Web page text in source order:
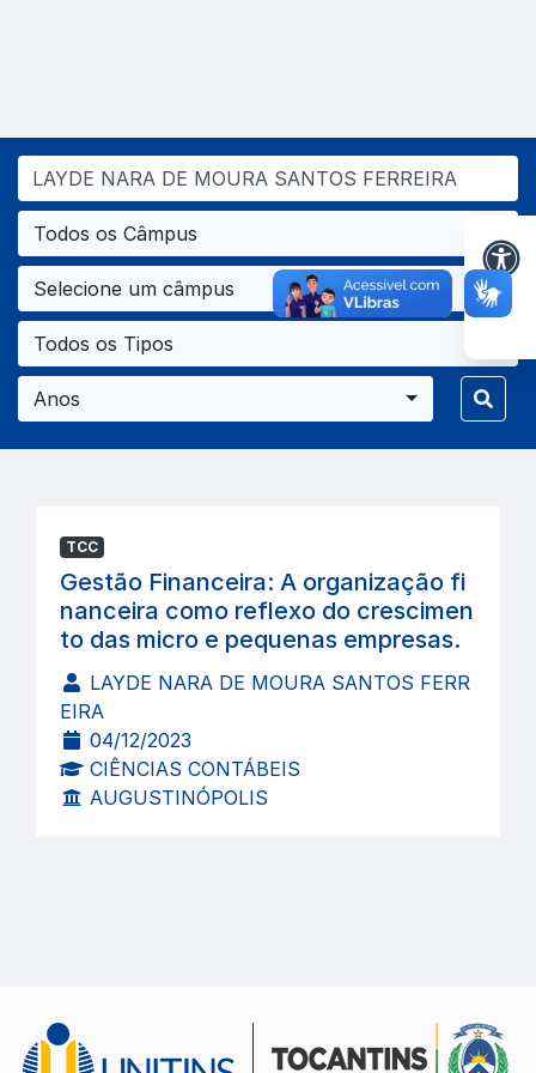
Todos os Câmpus
Selecione um câmpus
Todos os Tipos
Anos
TCC
Gestão Financeira: A organização fi
nanceira como reflexo do crescimen
to das micro e pequenas empresas.
LAYDE NARA DE MOURA SANTOS FERR
EIRA
04/12/2023
CIÊNCIAS CONTÁBEIS
AUGUSTINÓPOLIS